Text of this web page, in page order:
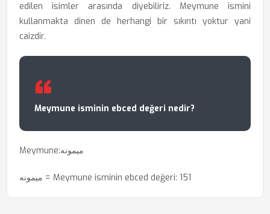
edilen isimler arasında diyebiliriz. Meymune ismini
kullanmakta dinen de herhangi bir sıkıntı yoktur yani
caizdir.
Meymune isminin ebced değeri nedir?
Meymune:ميمونه
ميمونه = Meymune isminin ebced değeri: 151